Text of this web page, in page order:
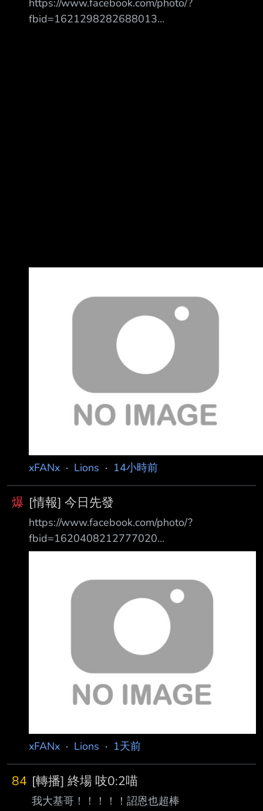
https://www.facebook.com/photo/?
fbid=1621298282688013
xFANx · Lions · 14小時前
爆 [情報] 今日先發
https://www.facebook.com/photo/?
fbid=1620408212777020
https://i.meee.com.tw/RngFbKU.jpg 8/5(三)
統一7-ELEVEN獅 vs. 味全龍 對蔣打擊率 上壘率
1 邱智呈 CF (L) 0.000 (0-2) 0.333 1BB 2K 2 張
皓崴 RF (L) 沒對戰過 3 陳傑憲 LF (L) 0.000 (0-
2) 0.000 4 陳鏞基 1B (R) 沒
xFANx · Lions · 1天前
84 [轉播] 終場 吱0:2喵
我大基哥！！！！！詔恩也超棒